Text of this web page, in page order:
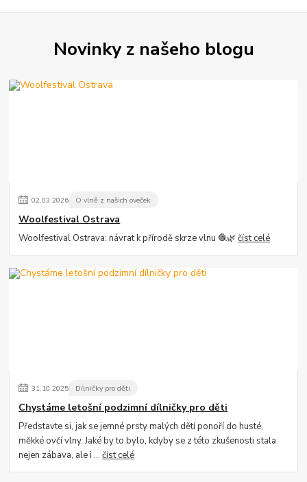
Novinky z našeho blogu
02.03.2026 O vlně z našich oveček
Woolfestival Ostrava
Woolfestival Ostrava: návrat k přírodě skrze vlnu 🧶🌿číst celé
31.10.2025 Dílničky pro děti
Chystáme letošní podzimní dílničky pro děti
Představte si, jak se jemné prsty malých dětí ponoří do husté,
měkké ovčí vlny. Jaké by to bylo, kdyby se z této zkušenosti stala
nejen zábava, ale i ...číst celé